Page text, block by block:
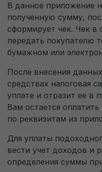
В данное приложение
полученную сумму,
сформирует чек. Чек
передать покупателю
бумажном или
После внесения
средствах налоговая
уплате и отразит ее в
Вам остается
по реквизитам из
Для уплаты
вести учет доходов и
определения суммы